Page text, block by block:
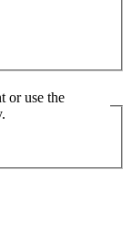
or use the